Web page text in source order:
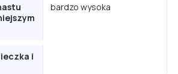
bardzo wysoka
i